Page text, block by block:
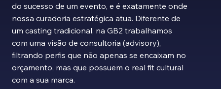
do sucesso de um evento, e é exatamente onde
nossa curadoria estratégica atua. Diferente de
um casting tradicional, na GB2 trabalhamos
com uma visão de consultoria (advisory),
filtrando perfis que não apenas se encaixam no
orçamento, mas que possuem o real fit cultural
com a sua marca.